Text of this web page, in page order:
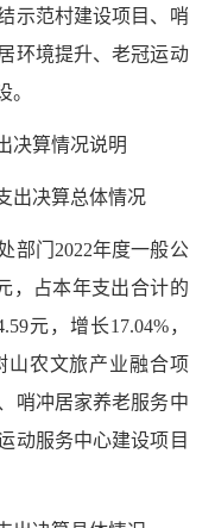
示范村建设项目、哨
环境提升、老冠运动
。
算情况说明
决算总体情况
门2022年度一般公
，占本年支出合计的
元，增长17.04%，
山农文旅产业融合项
哨冲居家养老服务中
动服务中心建设项目